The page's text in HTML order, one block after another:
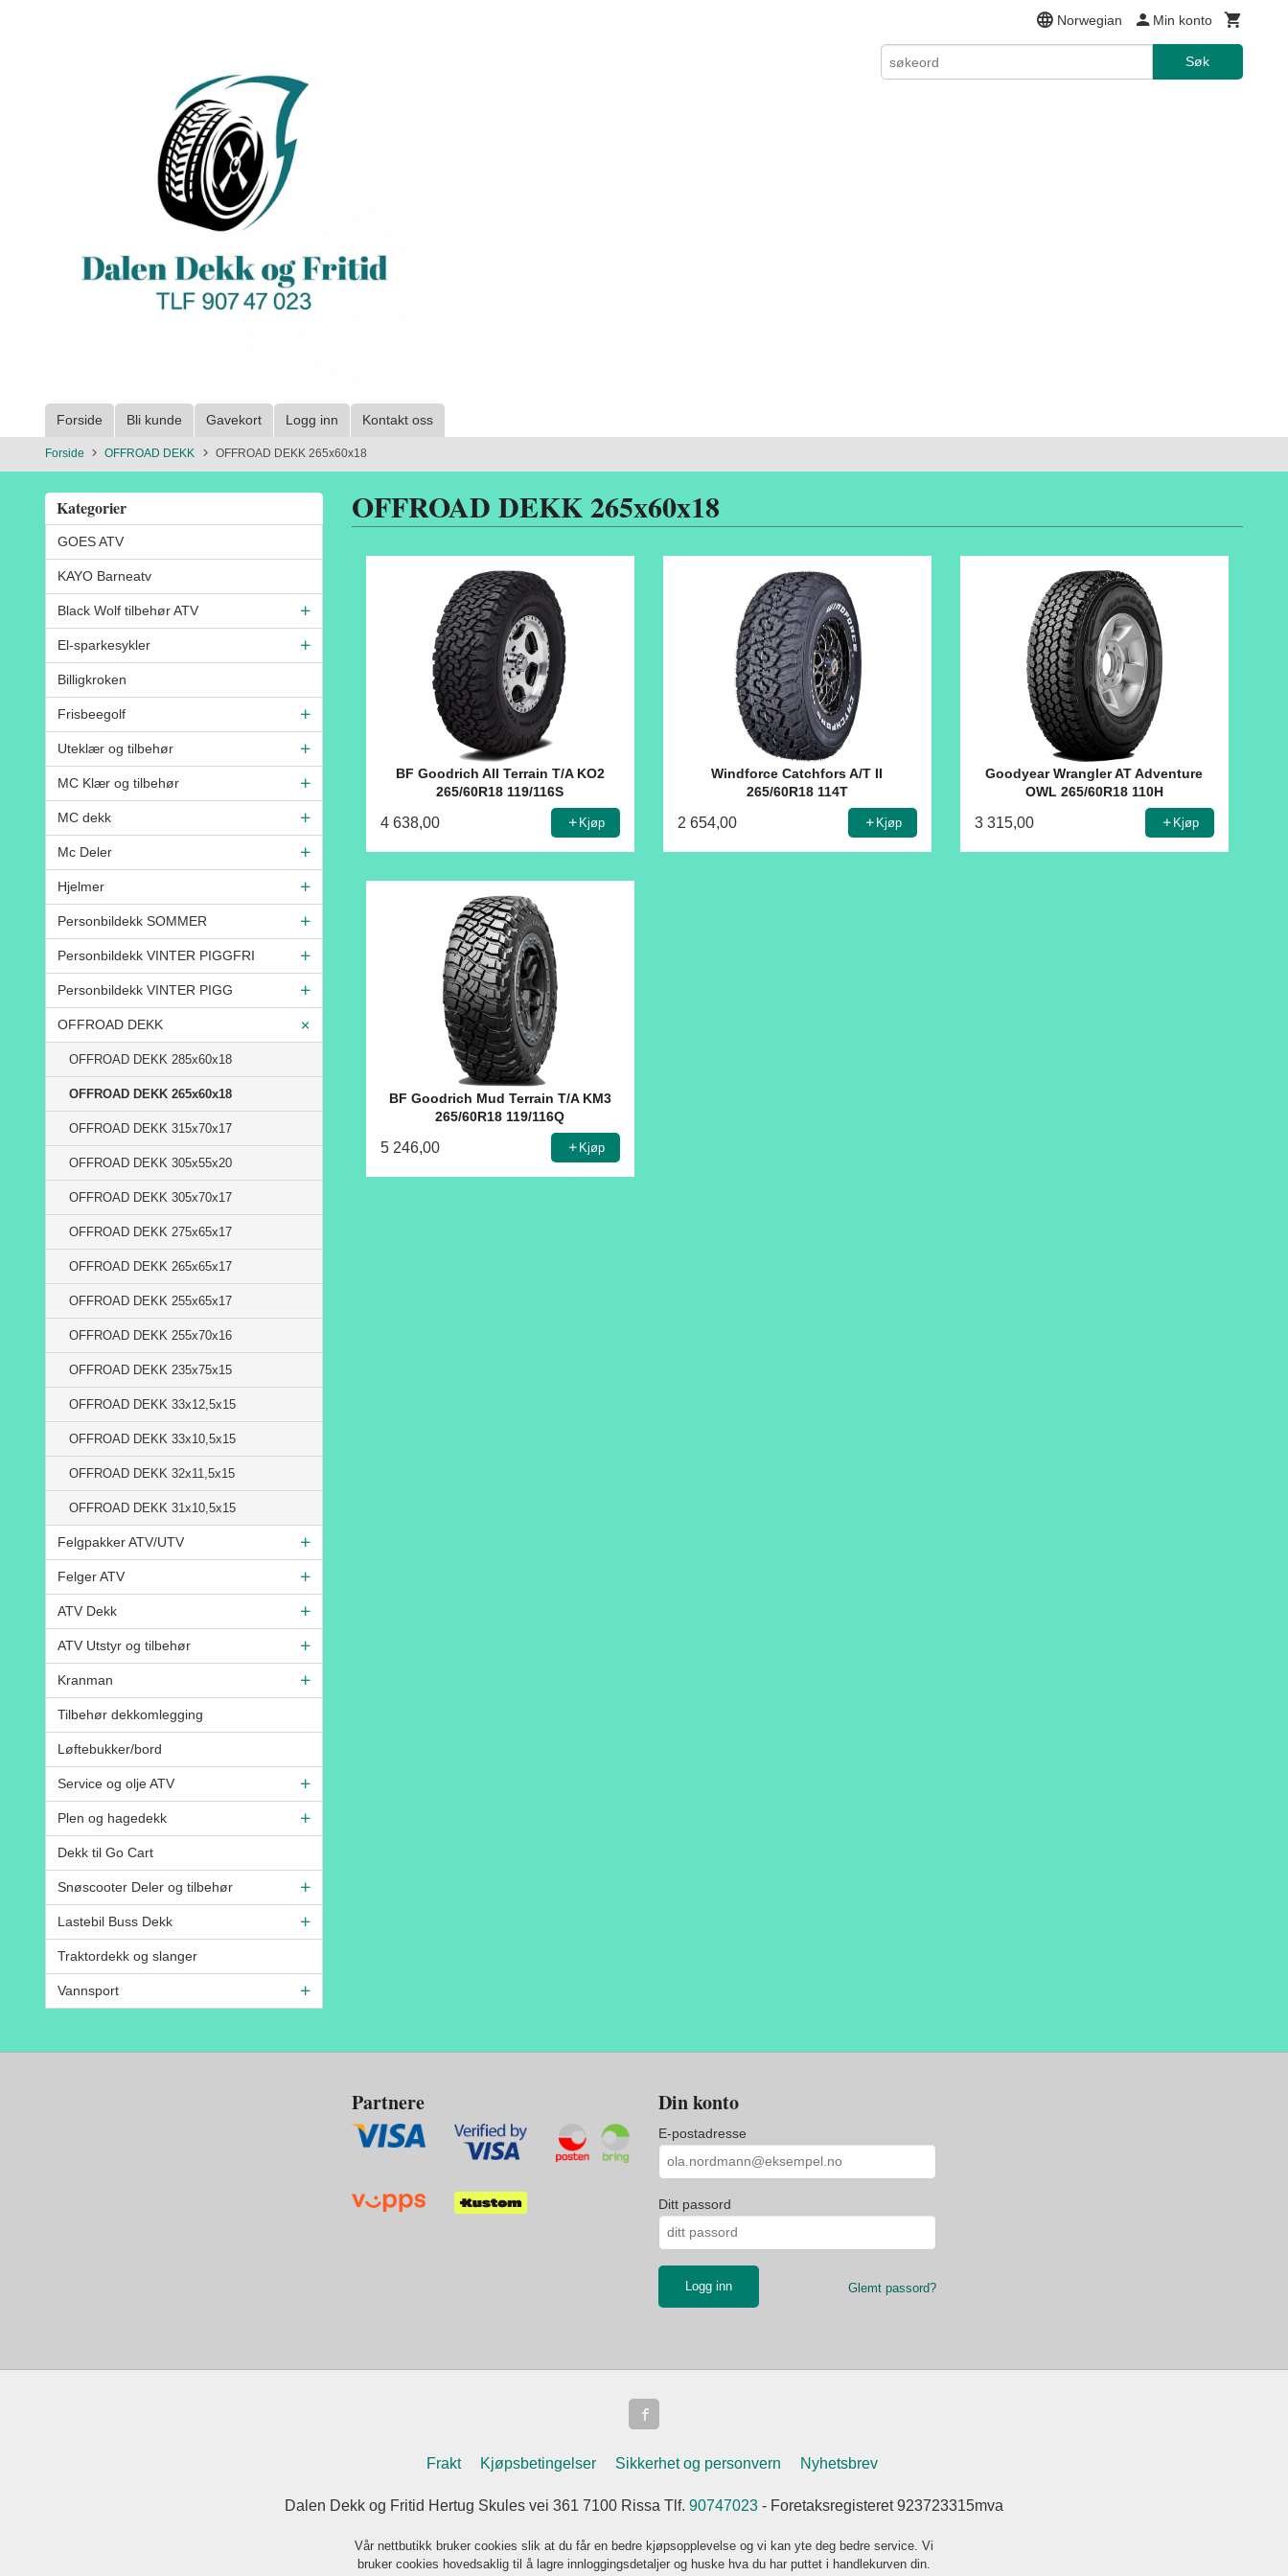
Norwegian Min konto
Søk
Forside Bli kunde Gavekort Logg inn Kontakt oss
Forside OFFROAD DEKK OFFROAD DEKK 265x60x18
Kategorier
GOES ATV
KAYO Barneatv
Black Wolf tilbehør ATV
El-sparkesykler
Billigkroken
Frisbeegolf
Uteklær og tilbehør
MC Klær og tilbehør
MC dekk
Mc Deler
Hjelmer
Personbildekk SOMMER
Personbildekk VINTER PIGGFRI
Personbildekk VINTER PIGG
OFFROAD DEKK
OFFROAD DEKK 285x60x18
OFFROAD DEKK 265x60x18
OFFROAD DEKK 315x70x17
OFFROAD DEKK 305x55x20
OFFROAD DEKK 305x70x17
OFFROAD DEKK 275x65x17
OFFROAD DEKK 265x65x17
OFFROAD DEKK 255x65x17
OFFROAD DEKK 255x70x16
OFFROAD DEKK 235x75x15
OFFROAD DEKK 33x12,5x15
OFFROAD DEKK 33x10,5x15
OFFROAD DEKK 32x11,5x15
OFFROAD DEKK 31x10,5x15
Felgpakker ATV/UTV
Felger ATV
ATV Dekk
ATV Utstyr og tilbehør
Kranman
Tilbehør dekkomlegging
Løftebukker/bord
Service og olje ATV
Plen og hagedekk
Dekk til Go Cart
Snøscooter Deler og tilbehør
Lastebil Buss Dekk
Traktordekk og slanger
Vannsport
OFFROAD DEKK 265x60x18
BF Goodrich All Terrain T/A KO2
265/60R18 119/116S
4 638,00 Kjøp
Windforce Catchfors A/T II
265/60R18 114T
2 654,00 Kjøp
Goodyear Wrangler AT Adventure
OWL 265/60R18 110H
3 315,00 Kjøp
BF Goodrich Mud Terrain T/A KM3
265/60R18 119/116Q
5 246,00 Kjøp
Partnere Din konto
E-postadresse
Ditt passord
Glemt passord?
Frakt Kjøpsbetingelser Sikkerhet og personvern Nyhetsbrev
Dalen Dekk og Fritid Hertug Skules vei 361 7100 Rissa Tlf. 90747023 - Foretaksregisteret 923723315mva
Vår nettbutikk bruker cookies slik at du får en bedre kjøpsopplevelse og vi kan yte deg bedre service. Vi
bruker cookies hovedsaklig til å lagre innloggingsdetaljer og huske hva du har puttet i handlekurven din.